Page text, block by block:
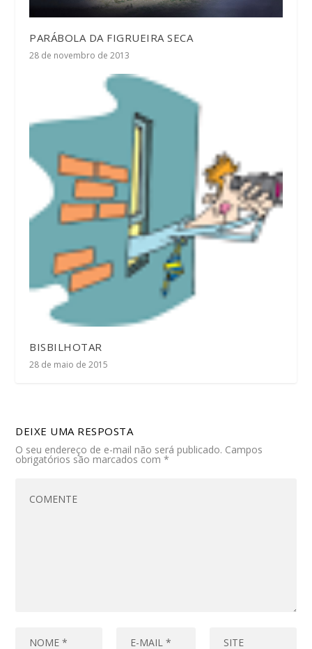
PARÁBOLA DA FIGRUEIRA SECA
28 de novembro de 2013
BISBILHOTAR
28 de maio de 2015
DEIXE UMA RESPOSTA
O seu endereço de e-mail não será publicado. Campos
obrigatórios são marcados com*